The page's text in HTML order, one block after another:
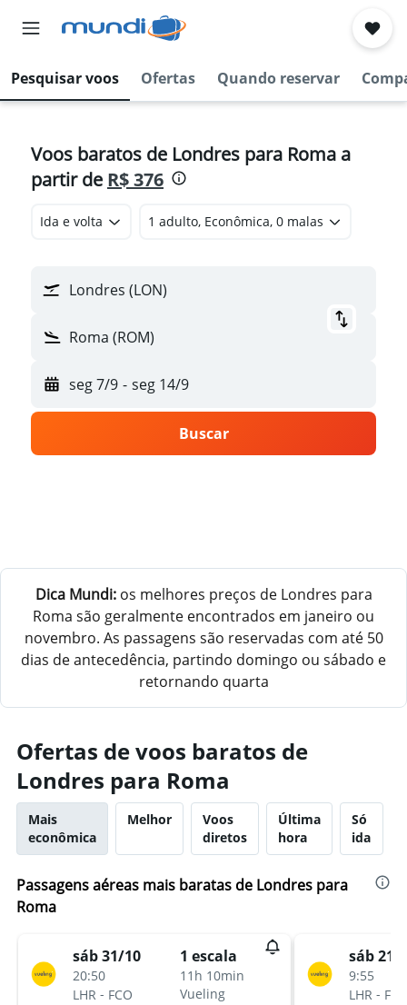
Pesquisar voos Ofertas Quando reservar
Voos baratos de Londres para Roma a
partir de R$ 376
Ida e volta 1 adulto, Econômica, 0 malas
Londres (LON)
Roma (ROM)
seg 7/9 - seg 14/9
Buscar
Dica Mundi:os melhores preços de Londres para
Roma são geralmente encontrados em janeiro ou
novembro. As passagens são reservadas com até 50
dias de antecedência, partindo domingo ou sábado e
retornando quarta
Ofertas de voos baratos de
Londres para Roma
Mais
econômica
Melhor
Voos
diretos
Última
hora
Só
ida
Passagens aéreas mais baratas de Londres para
Roma
sáb 31/10
20:50
LHR - FCO
1 escala
11h 10min
Vueling
sáb 21/
9:55
LHR -